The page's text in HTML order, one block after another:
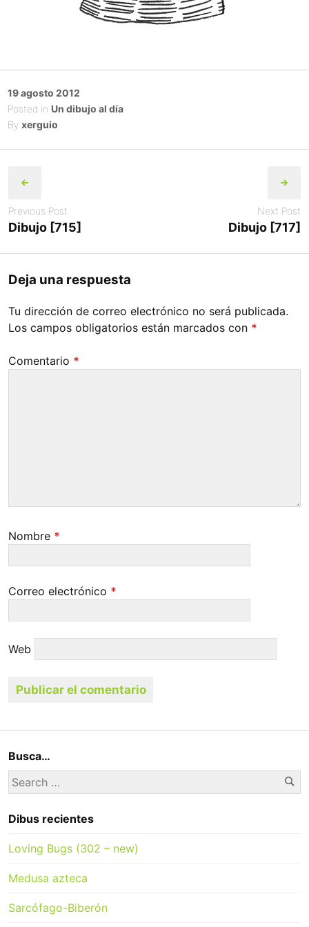
Posted
on
19 agosto 2012
Posted in Un dibujo al día
By xerguio
navigation
Previous Post
Dibujo [715]
Next Post
Dibujo [717]
Deja una respuesta
Tu dirección de correo electrónico no será publicada.
Los campos obligatorios están marcados con *
Comentario *
Nombre *
Correo electrónico *
Web
Busca…
Search
for:
Dibus recientes
Loving Bugs (302 – new)
Medusa azteca
Sarcófago-Biberón